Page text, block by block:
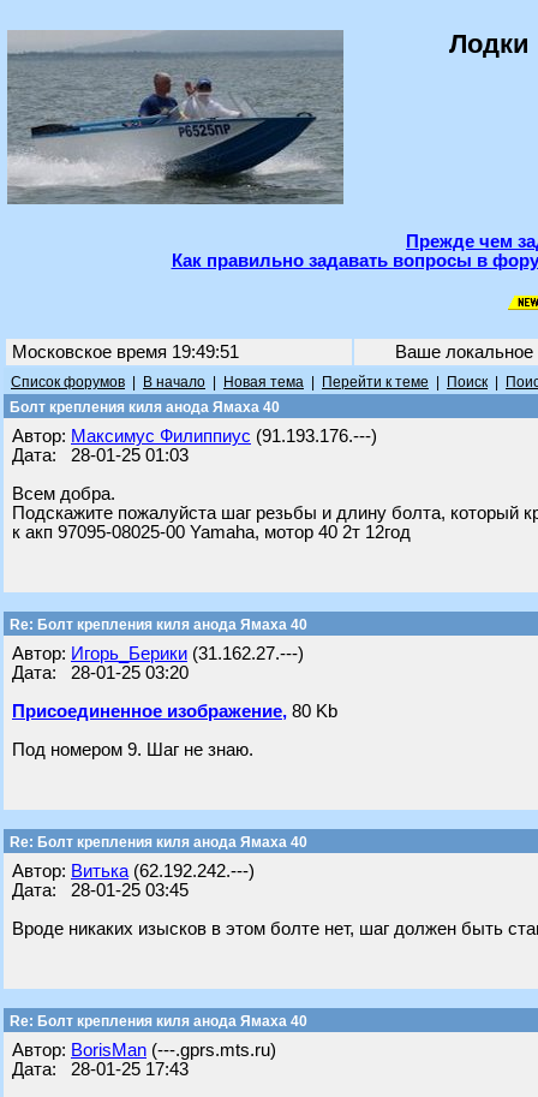
Лодки
Прежде чем
Как правильно задавать вопросы в
Московское время 19:49:51 Ваше
Список форумов В начало Новая тема Перейти к теме Поиск
Болт крепления киля анода Ямаха 40
Автор: Максимус Филиппиус (91.193.176.---)
Дата: 28-01-25 01:03
Всем добра.
Подскажите пожалуйста шаг резьбы и длину болта, который
к акп 97095-08025-00 Yamaha, мотор 40 2т 12год
Re: Болт крепления киля анода Ямаха 40
Автор: Игорь_Берики (31.162.27.---)
Дата: 28-01-25 03:20
Присоединенное изображение, 80 Kb
Под номером 9. Шаг не знаю.
Re: Болт крепления киля анода Ямаха 40
Автор: Витька (62.192.242.---)
Дата: 28-01-25 03:45
Вроде никаких изысков в этом болте нет, шаг должен быть
Re: Болт крепления киля анода Ямаха 40
Автор: BorisMan (---.gprs.mts.ru)
Дата: 28-01-25 17:43